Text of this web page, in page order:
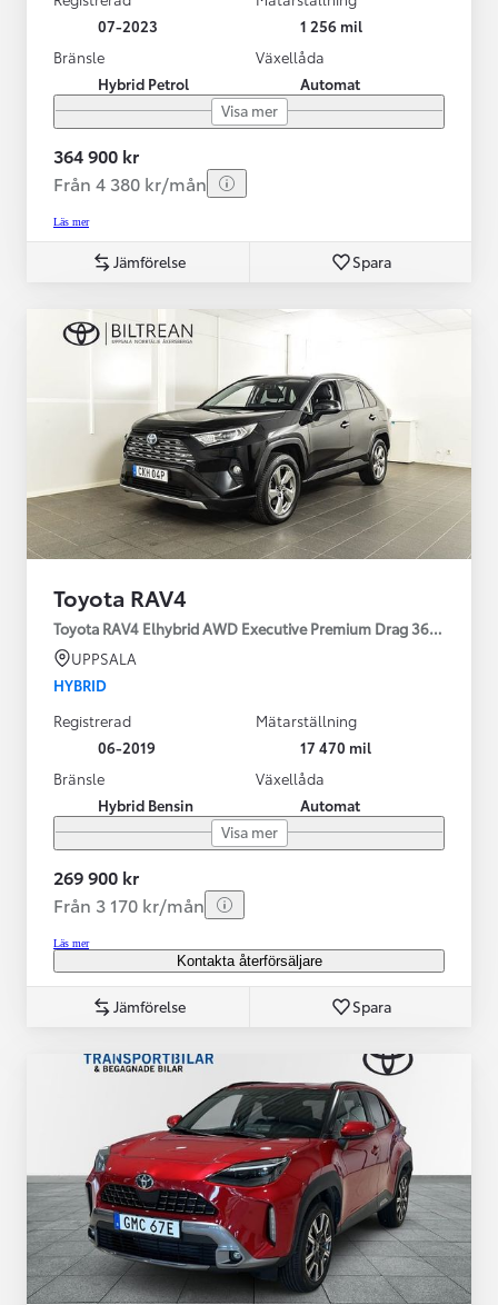
07-2023
1 256 mil
Bränsle
Hybrid Petrol
Växellåda
Automat
Visa mer
364 900 kr
Från 4 380 kr/mån
Läs mer
Jämförelse Spara
Toyota RAV4
Toyota RAV4 Elhybrid AWD Executive Premium Drag 360-kamera
UPPSALA
HYBRID
Registrerad
06-2019
Mätarställning
17 470 mil
Bränsle
Hybrid Bensin
Växellåda
Automat
Visa mer
269 900 kr
Från 3 170 kr/mån
Läs mer
Kontakta återförsäljare
Jämförelse Spara